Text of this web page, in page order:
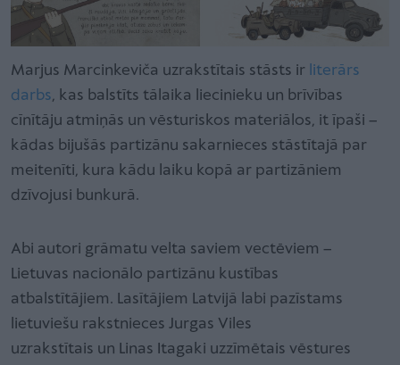
Marjus Marcinkeviča uzrakstītais stāsts ir literārs
darbs, kas balstīts tālaika liecinieku un brīvības
cīnītāju atmiņās un vēsturiskos materiālos, it īpaši –
kādas bijušās partizānu sakarnieces stāstītajā par
meitenīti, kura kādu laiku kopā ar partizāniem
dzīvojusi bunkurā.
Abi autori grāmatu velta saviem vectēviem –
Lietuvas nacionālo partizānu kustības
atbalstītājiem. Lasītājiem Latvijā labi pazīstams
lietuviešu rakstnieces Jurgas Viles
uzrakstītais un Linas Itagaki uzzīmētais vēstures